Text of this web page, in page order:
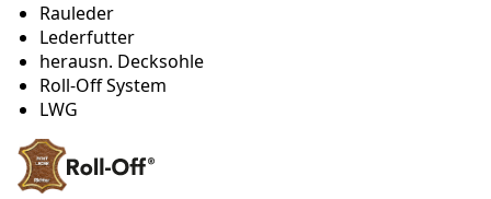
Rauleder
Lederfutter
herausn. Decksohle
Roll-Off System
LWG